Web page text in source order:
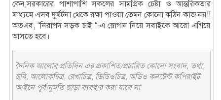
কেন,সরকারের পাশাপাশি সকলের সামগ্রিক চেষ্টা ও আন্তরিকতার
মাধ্যমে এসব দুর্ঘটনা থেকে রক্ষা পাওয়া তেমন কোনো কঠিন কাজ নয়!!
অতএব, “নিরাপদ সড়ক চাই “-এ স্লোগান নিয়ে সবাইকে আরো এগিয়ে
আসতে হবে।
দৈনিক আলোর প্রতিদিন এর প্রকাশিত/প্রচারিত কোনো সংবাদ, তথ্য,
ছবি, আলোকচিত্র, রেখাচিত্র, ভিডিওচিত্র, অডিও কনটেন্ট কপিরাইট
আইনে পূর্বানুমতি ছাড়া ব্যবহার করা যাবে না